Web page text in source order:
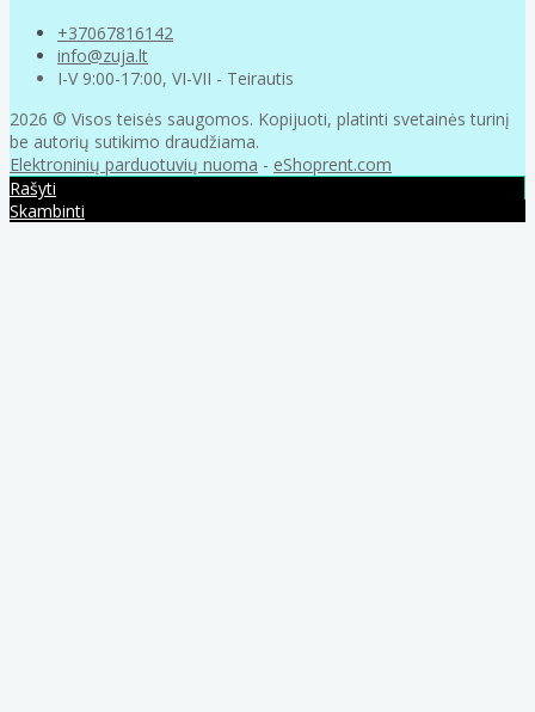
+37067816142
info@zuja.lt
I-V 9:00-17:00, VI-VII - Teirautis
2026 © Visos teisės saugomos. Kopijuoti, platinti svetainės turinį
be autorių sutikimo draudžiama.
Elektroninių parduotuvių nuoma - eShoprent.com
Rašyti
Skambinti